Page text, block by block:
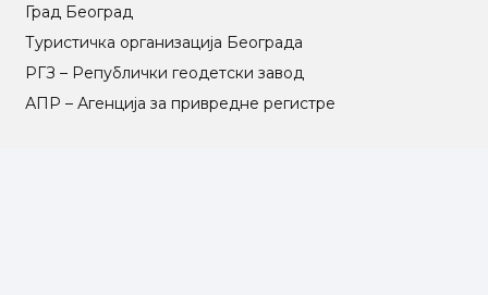
Град Београд
Туристичка организација Београда
РГЗ – Републички геодетски завод
АПР – Агенција за привредне регистре